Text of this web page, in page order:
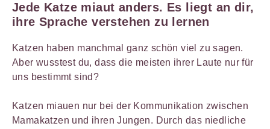
Jede Katze miaut anders. Es liegt an dir,
ihre Sprache verstehen zu lernen
Katzen haben manchmal ganz schön viel zu sagen.
Aber wusstest du, dass die meisten ihrer Laute nur für
uns bestimmt sind?
Katzen miauen nur bei der Kommunikation zwischen
Mamakatzen und ihren Jungen. Durch das niedliche